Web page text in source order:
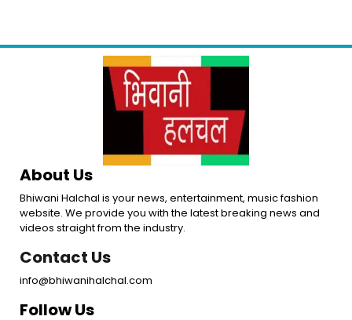
About Us
Bhiwani Halchal is your news, entertainment, music fashion
website. We provide you with the latest breaking news and
videos straight from the industry.
Contact Us
info@bhiwanihalchal.com
Follow Us